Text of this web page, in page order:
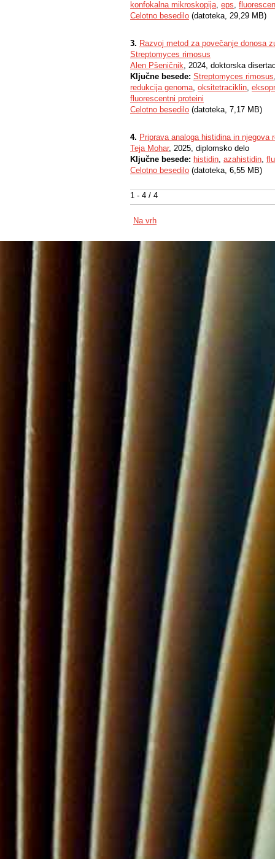
1 - 4 / 4
konfokalna mikroskopija, eps,
Celotno besedilo (datoteka, 29,29 MB)
3. Razvoj metod za povečanje donosa
Streptomyces rimosus
Alen Pšeničnik, 2024, doktorska
Ključne besede: Streptomyces rimosus
redukcija genoma, oksitetraciklin,
fluorescentni proteini
Celotno besedilo (datoteka, 7,17 MB)
4. Priprava analoga histidina in njegova
Teja Mohar, 2025, diplomsko delo
Ključne besede: histidin, azahistidin,
Celotno besedilo (datoteka, 6,55 MB)
Na vrh